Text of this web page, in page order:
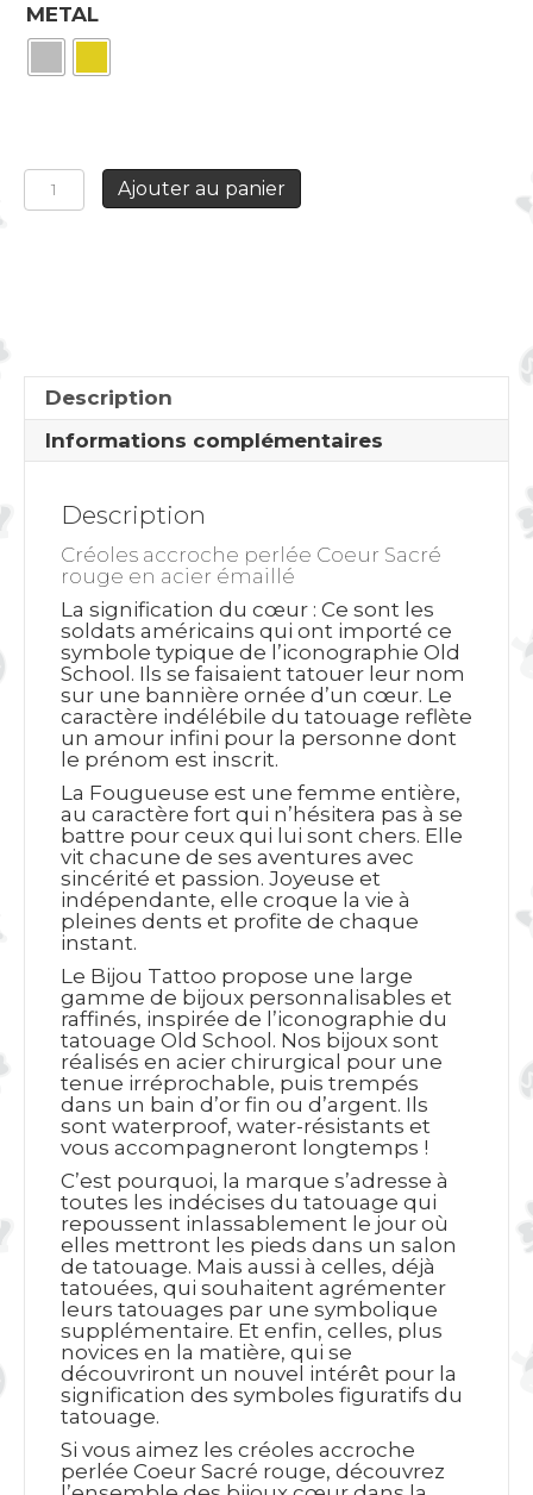
METAL
quantité
Créoles
Ajouter au panier
Description
Informations complémentaires
Description
Créoles accroche perlée Coeur Sacré
rouge en acier émaillé
La signification du cœur : Ce sont les
soldats américains qui ont importé ce
symbole typique de l’iconographie Old
School. Ils se faisaient tatouer leur nom
sur une bannière ornée d’un cœur. Le
caractère indélébile du tatouage reflète
un amour infini pour la personne dont
le prénom est inscrit.
La Fougueuse est une femme entière,
au caractère fort qui n’hésitera pas à se
battre pour ceux qui lui sont chers. Elle
vit chacune de ses aventures avec
sincérité et passion. Joyeuse et
indépendante, elle croque la vie à
pleines dents et profite de chaque
instant.
Le Bijou Tattoo propose une large
gamme de bijoux personnalisables et
raffinés, inspirée de l’iconographie du
tatouage Old School. Nos bijoux sont
réalisés en acier chirurgical pour une
tenue irréprochable, puis trempés
dans un bain d’or fin ou d’argent. Ils
sont waterproof, water-résistants et
vous accompagneront longtemps !
C’est pourquoi, la marque s’adresse à
toutes les indécises du tatouage qui
repoussent inlassablement le jour où
elles mettront les pieds dans un salon
de tatouage. Mais aussi à celles, déjà
tatouées, qui souhaitent agrémenter
leurs tatouages par une symbolique
supplémentaire. Et enfin, celles, plus
novices en la matière, qui se
découvriront un nouvel intérêt pour la
signification des symboles figuratifs du
tatouage.
Si vous aimez les créoles accroche
perlée Coeur Sacré rouge, découvrez